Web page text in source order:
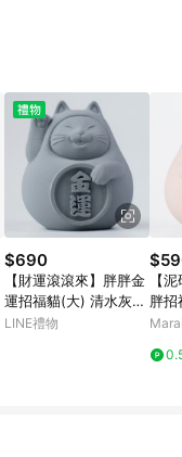
$690
【財運滾滾來】胖胖金
運招福貓(大) 清水灰
金運
LINE禮物
【
胖招